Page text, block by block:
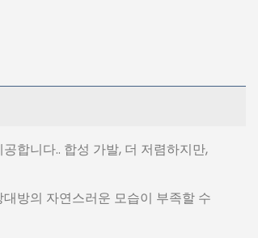
합니다.. 합성 가발, 더 저렴하지만,
방의 자연스러운 모습이 부족할 수